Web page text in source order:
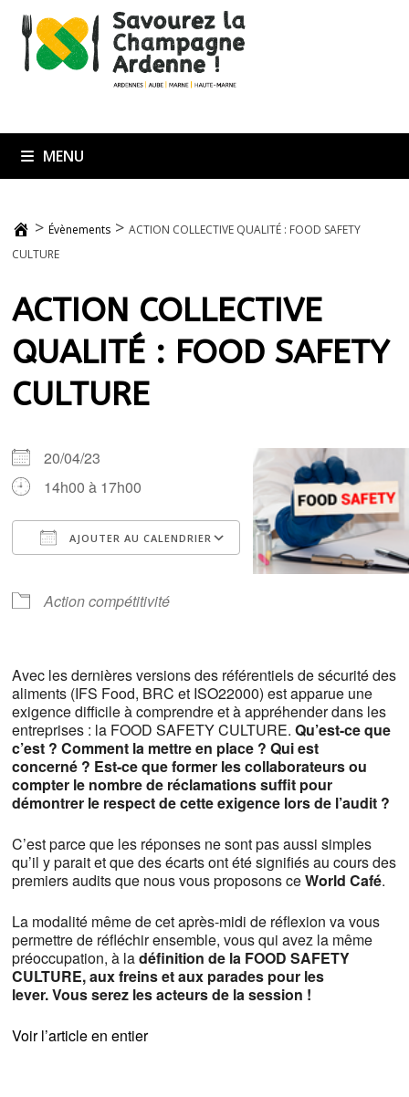
Passer
contenu
MENU
>Évènements >ACTION COLLECTIVE QUALITÉ : FOOD SAFETY
CULTURE
ACTION COLLECTIVE
QUALITÉ : FOOD SAFETY
CULTURE
20/04/23
14h00 à 17h00
AJOUTER AU CALENDRIER
Outlook Live
Action compétitivité
Avec les dernières versions des référentiels de sécurité des
aliments (IFS Food, BRC et ISO22000) est apparue une
exigence difficile à comprendre et à appréhender dans les
entreprises : la FOOD SAFETY CULTURE.Qu’est-ce que
c’est ? Comment la mettre en place ? Qui est
concerné ? Est-ce que former les collaborateurs ou
compter le nombre de réclamations suffit pour
démontrer le respect de cette exigence lors de l’audit ?
C’est parce que les réponses ne sont pas aussi simples
qu’il y parait et que des écarts ont été signifiés au cours des
premiers audits que nous vous proposons ceWorld Café.
La modalité même de cet après-midi de réflexion va vous
permettre de réfléchir ensemble, vous qui avez la même
préoccupation, à ladéfinition de la FOOD SAFETY
CULTURE, aux freins et aux parades pour les
lever.Vous serez les acteurs de la session !
Voir l’article en entier